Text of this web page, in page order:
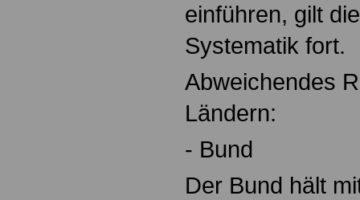
einführen, gilt
Systematik fort.
Abweichendes
Ländern:
- Bund
Der Bund hält